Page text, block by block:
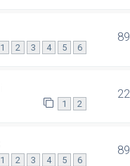
1 2 3 4 5 6
89
1 2
22
1 2 3 4 5 6
89